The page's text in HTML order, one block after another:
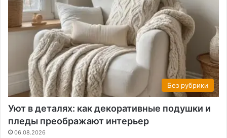
Без рубрики
Уют в деталях: как декоративные подушки и
пледы преображают интерьер
06.08.2026